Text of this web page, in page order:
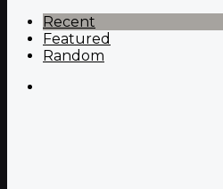
Recent
Featured
Random